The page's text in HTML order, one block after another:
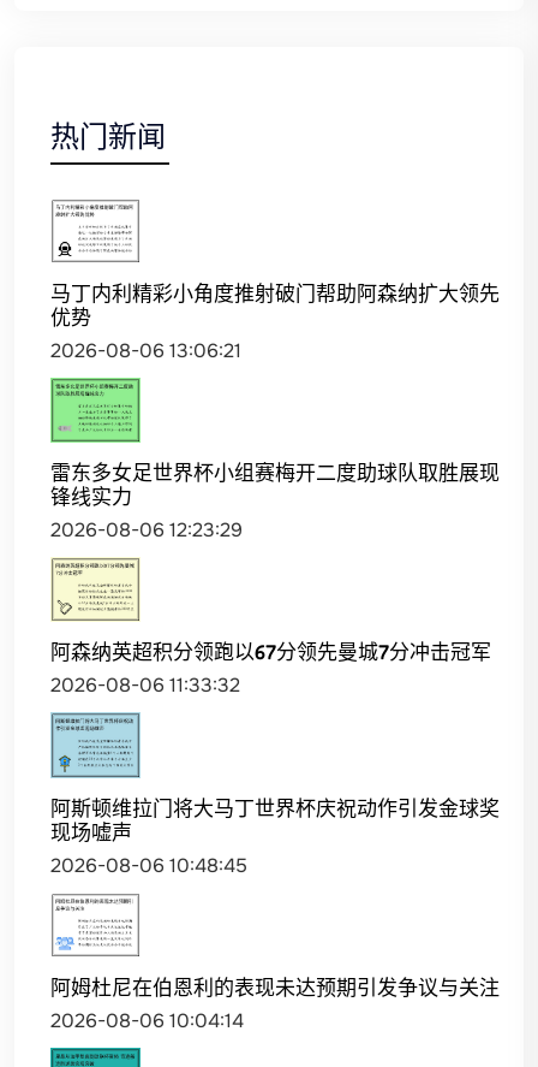
热门新闻
马丁内利精彩小角度推射破门帮助阿森纳扩大领先
优势
2026-08-06 13:06:21
雷东多女足世界杯小组赛梅开二度助球队取胜展现
锋线实力
2026-08-06 12:23:29
阿森纳英超积分领跑以67分领先曼城7分冲击冠军
2026-08-06 11:33:32
阿斯顿维拉门将大马丁世界杯庆祝动作引发金球奖
现场嘘声
2026-08-06 10:48:45
阿姆杜尼在伯恩利的表现未达预期引发争议与关注
2026-08-06 10:04:14